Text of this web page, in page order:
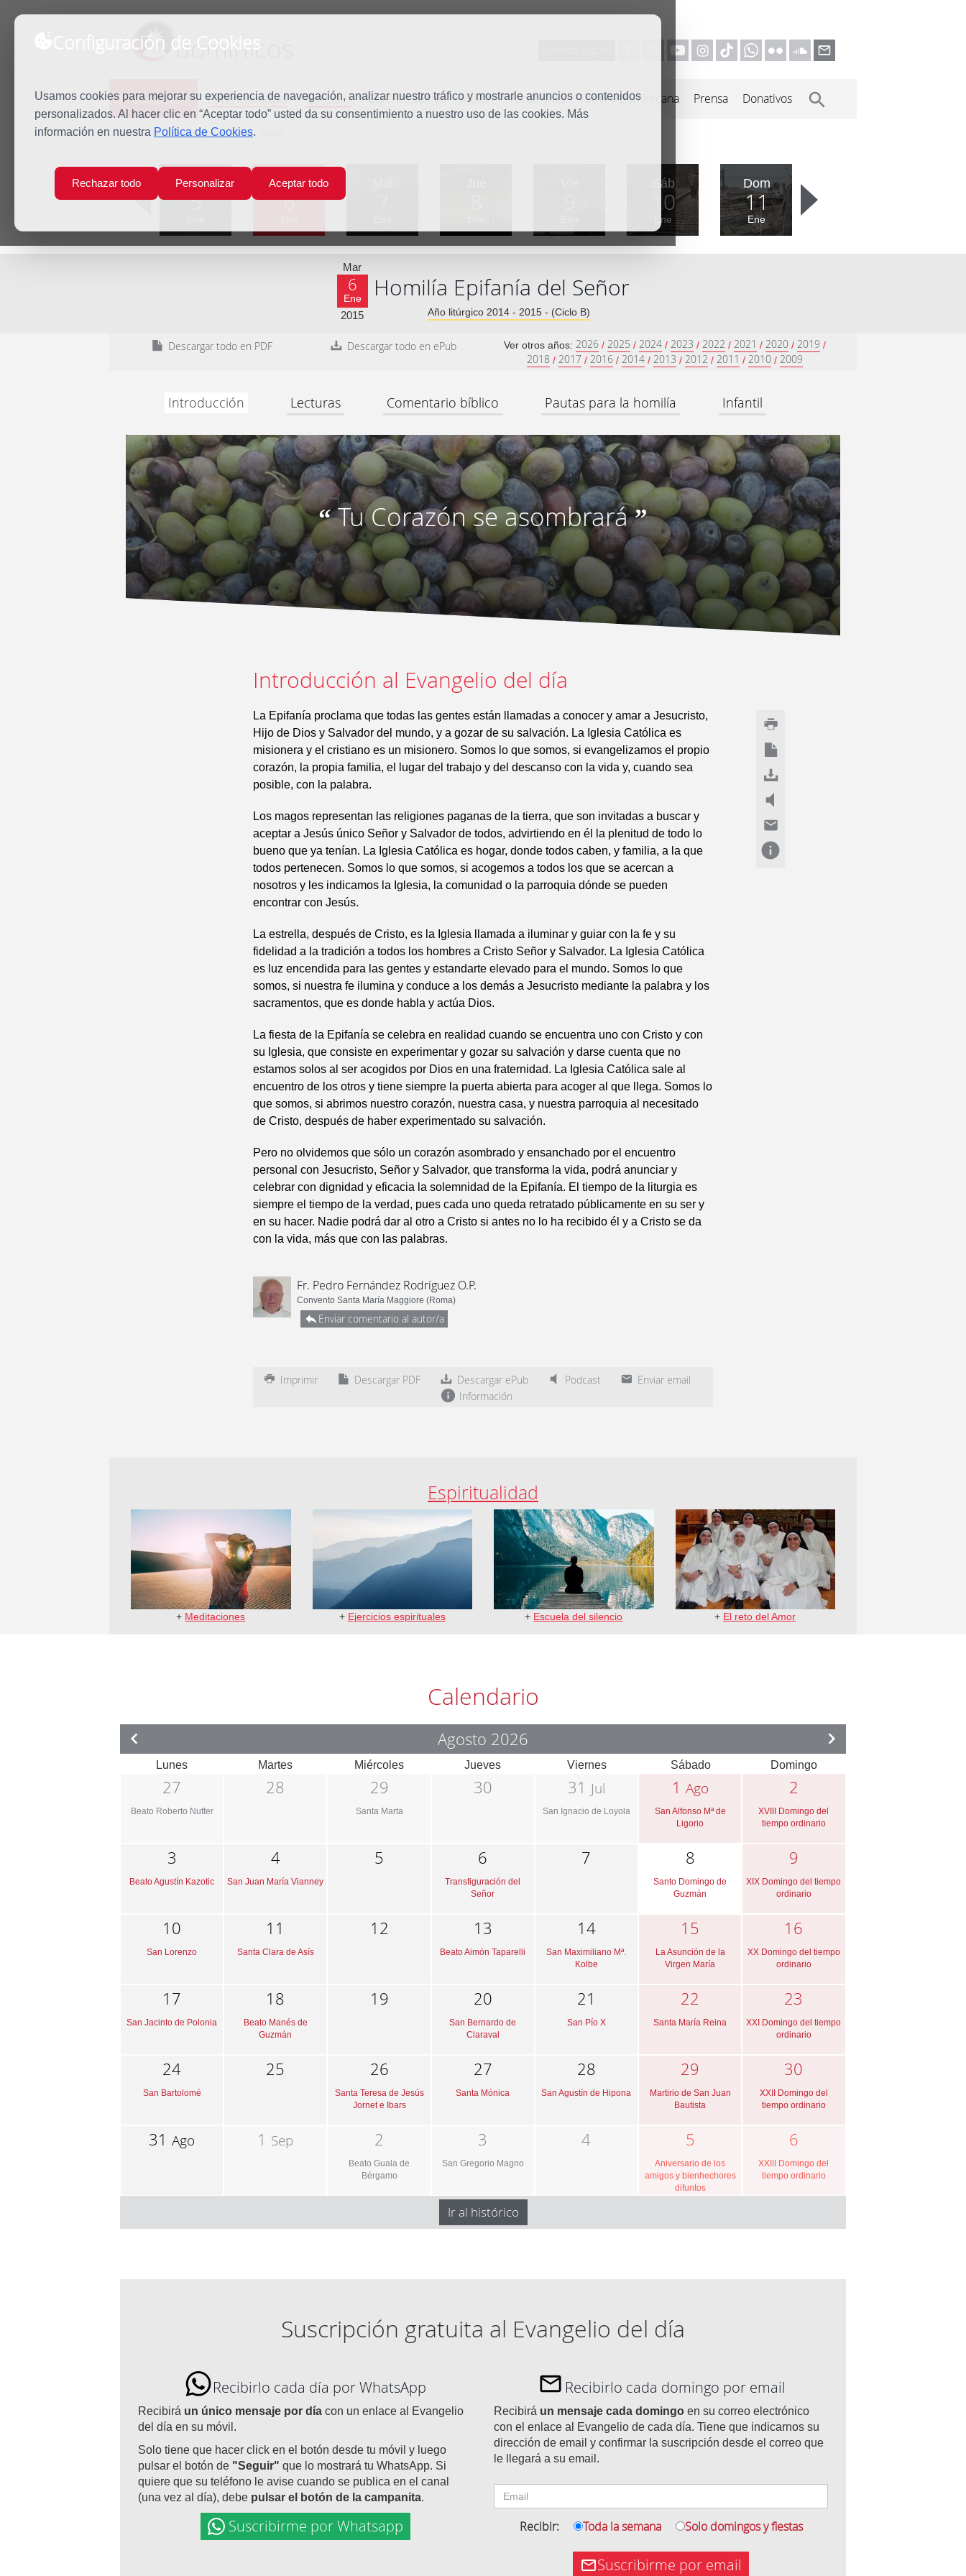
Configuración de Cookies
Usamos cookies para mejorar su experiencia de navegación, analizar nuestro tráfico y mostrarle anuncios o contenidos
personalizados. Al hacer clic en “Aceptar todo” usted da su consentimiento a nuestro uso de las cookies. Más
información en nuestra Política de Cookies.
Rechazar todo Personalizar Aceptar todo
dominicos
Predicación Espiritualidad Estudio Quiénes somos Misión Vocaciones Familia Dominicana Prensa Donativos
Inicio Predicación Epifanía del Señor
Lun
5
Mar
6
Sáb
10
Ene
Dom
11
Ene
Mar
6
Ene
2015
Homilía Epifanía del Señor
Año litúrgico 2014 - 2015 - (Ciclo B)
Descargar todo en PDF Descargar todo en ePub Ver otros años: 2026 / 2025 / 2024 / 2023 / 2022 / 2021 / 2020 / 2019 /
2018 / 2017 / 2016 / 2014 / 2013 / 2012 / 2011 / 2010 / 2009
Introducción Lecturas Comentario bíblico Pautas para la homilía Infantil
“Tu Corazón se asombrará”
Introducción al Evangelio del día
La Epifanía proclama que todas las gentes están llamadas a conocer y amar a Jesucristo,
Hijo de Dios y Salvador del mundo, y a gozar de su salvación. La Iglesia Católica es
misionera y el cristiano es un misionero. Somos lo que somos, si evangelizamos el propio
corazón, la propia familia, el lugar del trabajo y del descanso con la vida y, cuando sea
posible, con la palabra.
Los magos representan las religiones paganas de la tierra, que son invitadas a buscar y
aceptar a Jesús único Señor y Salvador de todos, advirtiendo en él la plenitud de todo lo
bueno que ya tenían. La Iglesia Católica es hogar, donde todos caben, y familia, a la que
todos pertenecen. Somos lo que somos, si acogemos a todos los que se acercan a
nosotros y les indicamos la Iglesia, la comunidad o la parroquia dónde se pueden
encontrar con Jesús.
La estrella, después de Cristo, es la Iglesia llamada a iluminar y guiar con la fe y su
fidelidad a la tradición a todos los hombres a Cristo Señor y Salvador. La Iglesia Católica
es luz encendida para las gentes y estandarte elevado para el mundo. Somos lo que
somos, si nuestra fe ilumina y conduce a los demás a Jesucristo mediante la palabra y los
sacramentos, que es donde habla y actúa Dios.
La fiesta de la Epifanía se celebra en realidad cuando se encuentra uno con Cristo y con
su Iglesia, que consiste en experimentar y gozar su salvación y darse cuenta que no
estamos solos al ser acogidos por Dios en una fraternidad. La Iglesia Católica sale al
encuentro de los otros y tiene siempre la puerta abierta para acoger al que llega. Somos lo
que somos, si abrimos nuestro corazón, nuestra casa, y nuestra parroquia al necesitado
de Cristo, después de haber experimentado su salvación.
Pero no olvidemos que sólo un corazón asombrado y ensanchado por el encuentro
personal con Jesucristo, Señor y Salvador, que transforma la vida, podrá anunciar y
celebrar con dignidad y eficacia la solemnidad de la Epifanía. El tiempo de la liturgia es
siempre el tiempo de la verdad, pues cada uno queda retratado públicamente en su ser y
en su hacer. Nadie podrá dar al otro a Cristo si antes no lo ha recibido él y a Cristo se da
con la vida, más que con las palabras.
Fr. Pedro Fernández Rodríguez O.P.
Convento Santa María Maggiore (Roma)
Enviar comentario al autor/a
Imprimir Descargar PDF Descargar ePub Podcast
Enviar email
Información
Espiritualidad
+ Meditaciones + Ejercicios espirituales + Escuela del silencio + El reto del Amor
Calendario
Agosto 2026
Lunes Martes Miércoles Jueves Viernes Sábado Domingo
27
Beato Roberto Nutter
28 29
Santa Marta
30 31 Jul
San Ignacio de Loyola
1 Ago
San Alfonso Mª de
Ligorio
2
XVIII Domingo del
tiempo ordinario
3
Beato Agustín Kazotic
4
San Juan María Vianney
5 6
Transfiguración del
Señor
7 8
Santo Domingo de
Guzmán
9
XIX Domingo del tiempo
ordinario
10
San Lorenzo
11
Santa Clara de Asís
12 13
Beato Aimón Taparelli
14
San Maximiliano Mª.
Kolbe
15
La Asunción de la
Virgen María
16
XX Domingo del tiempo
ordinario
17
San Jacinto de Polonia
18
Beato Manés de
Guzmán
19 20
San Bernardo de
Claraval
21
San Pío X
22
Santa María Reina
23
XXI Domingo del tiempo
ordinario
24
San Bartolomé
25 26
Santa Teresa de Jesús
Jornet e Ibars
27
Santa Mónica
28
San Agustín de Hipona
29
Martirio de San Juan
Bautista
30
XXII Domingo del
tiempo ordinario
31Ago 1 Sep 2
Beato Guala de
Bérgamo
3
San Gregorio Magno
4 5
Aniversario de los
amigos y bienhechores
difuntos
6
XXIII Domingo del
tiempo ordinario
Ir al histórico
Suscripción gratuita al Evangelio del día
Recibirlo cada día por WhatsApp
Recibirá un único mensaje por día con un enlace al Evangelio
del día en su móvil.
Solo tiene que hacer click en el botón desde tu móvil y luego
pulsar el botón de "Seguir" que lo mostrará tu WhatsApp. Si
quiere que su teléfono le avise cuando se publica en el canal
(una vez al día), debe pulsar el botón de la campanita.
Suscribirme por Whatsapp
Recibirlo cada domingo por email
Recibirá un mensaje cada domingo en su correo electrónico
con el enlace al Evangelio de cada día. Tiene que indicarnos su
dirección de email y confirmar la suscripción desde el correo que
le llegará a su email.
Recibir: Toda la semana Solo domingos y fiestas
Suscribirme por email